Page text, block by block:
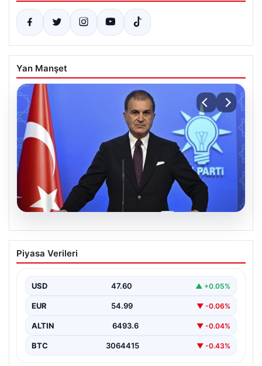
Yan Manşet
05.08.2026
Çerçeve yasa teklifi Meclis’te | AK Parti
Sözcüsü Çelik: İki yıllık sürecin en
Piyasa Verileri
USD 47.60 ▲ +0.05%
EUR 54.99 ▼ -0.06%
ALTIN 6493.6 ▼ -0.04%
BTC 3064415 ▼ -0.43%